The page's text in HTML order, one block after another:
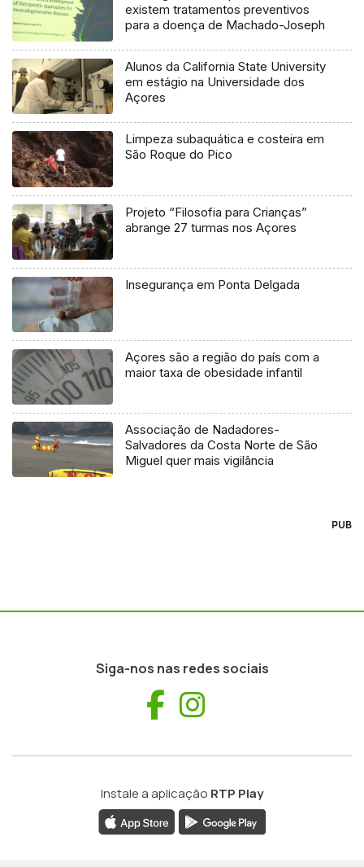
existem tratamentos preventivos
para a doença de Machado-Joseph
Alunos da California State University
em estágio na Universidade dos
Açores
Limpeza subaquática e costeira em
São Roque do Pico
Projeto “Filosofia para Crianças”
abrange 27 turmas nos Açores
Insegurança em Ponta Delgada
Açores são a região do país com a
maior taxa de obesidade infantil
Associação de Nadadores-
Salvadores da Costa Norte de São
Miguel quer mais vigilância
PUB
Siga-nos nas redes sociais
Facebook
Instale a aplicação RTP Play